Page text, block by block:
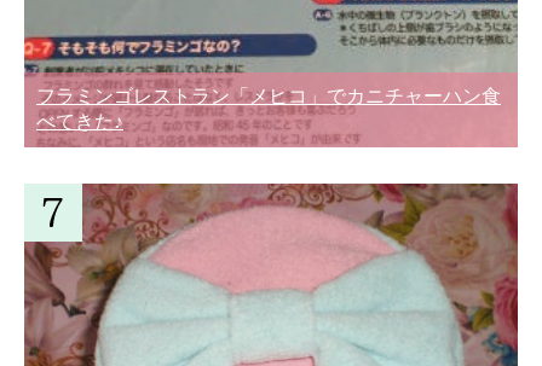
フラミンゴレストラン「メヒコ」でカニチャーハン食
べてきた♪